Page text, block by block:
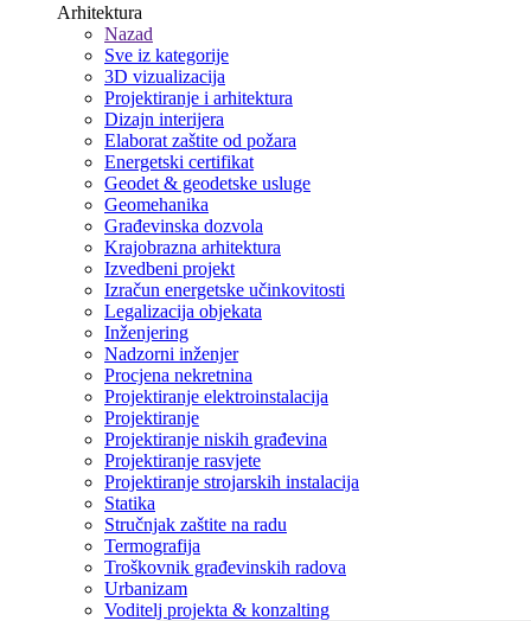
Arhitektura
Nazad
Sve iz kategorije
3D vizualizacija
Projektiranje i arhitektura
Dizajn interijera
Elaborat zaštite od požara
Energetski certifikat
Geodet & geodetske usluge
Geomehanika
Građevinska dozvola
Krajobrazna arhitektura
Izvedbeni projekt
Izračun energetske učinkovitosti
Legalizacija objekata
Inženjering
Nadzorni inženjer
Procjena nekretnina
Projektiranje elektroinstalacija
Projektiranje
Projektiranje niskih građevina
Projektiranje rasvjete
Projektiranje strojarskih instalacija
Statika
Stručnjak zaštite na radu
Termografija
Troškovnik građevinskih radova
Urbanizam
Voditelj projekta & konzalting